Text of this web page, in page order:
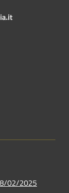
02/2025